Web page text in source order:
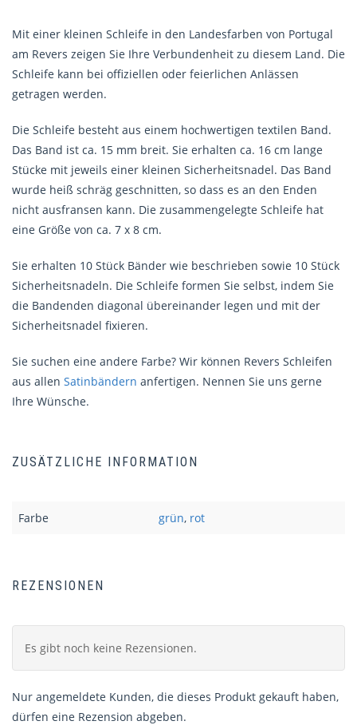
Mit einer kleinen Schleife in den Landesfarben von Portugal
am Revers zeigen Sie Ihre Verbundenheit zu diesem Land. Die
Schleife kann bei offiziellen oder feierlichen Anlässen
getragen werden.
Die Schleife besteht aus einem hochwertigen textilen Band.
Das Band ist ca. 15 mm breit. Sie erhalten ca. 16 cm lange
Stücke mit jeweils einer kleinen Sicherheitsnadel. Das Band
wurde heiß schräg geschnitten, so dass es an den Enden
nicht ausfransen kann. Die zusammengelegte Schleife hat
eine Größe von ca. 7 x 8 cm.
Sie erhalten 10 Stück Bänder wie beschrieben sowie 10 Stück
Sicherheitsnadeln. Die Schleife formen Sie selbst, indem Sie
die Bandenden diagonal übereinander legen und mit der
Sicherheitsnadel fixieren.
Sie suchen eine andere Farbe? Wir können Revers Schleifen
aus allen Satinbändern anfertigen. Nennen Sie uns gerne
Ihre Wünsche.
ZUSÄTZLICHE INFORMATION
Farbe grün, rot
REZENSIONEN
Es gibt noch keine Rezensionen.
Nur angemeldete Kunden, die dieses Produkt gekauft haben,
dürfen eine Rezension abgeben.